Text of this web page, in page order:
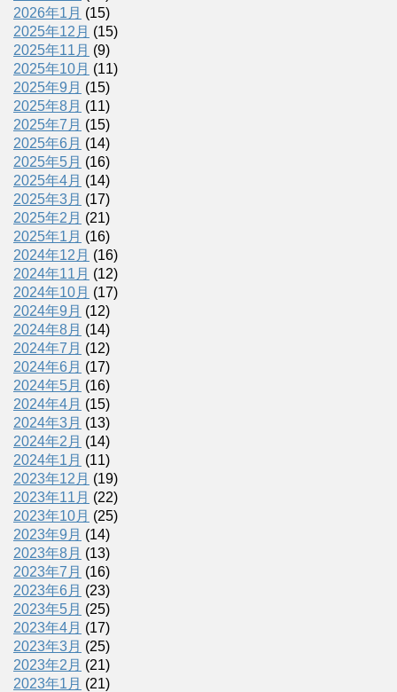
2026年1月 (15)
2025年12月 (15)
2025年11月 (9)
2025年10月 (11)
2025年9月 (15)
2025年8月 (11)
2025年7月 (15)
2025年6月 (14)
2025年5月 (16)
2025年4月 (14)
2025年3月 (17)
2025年2月 (21)
2025年1月 (16)
2024年12月 (16)
2024年11月 (12)
2024年10月 (17)
2024年9月 (12)
2024年8月 (14)
2024年7月 (12)
2024年6月 (17)
2024年5月 (16)
2024年4月 (15)
2024年3月 (13)
2024年2月 (14)
2024年1月 (11)
2023年12月 (19)
2023年11月 (22)
2023年10月 (25)
2023年9月 (14)
2023年8月 (13)
2023年7月 (16)
2023年6月 (23)
2023年5月 (25)
2023年4月 (17)
2023年3月 (25)
2023年2月 (21)
2023年1月 (21)